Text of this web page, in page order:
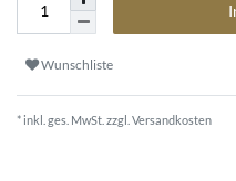
Wunschliste
* inkl. ges. MwSt. zzgl. Versandkosten